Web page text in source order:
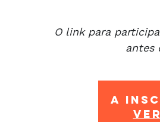
O link para
antes
A